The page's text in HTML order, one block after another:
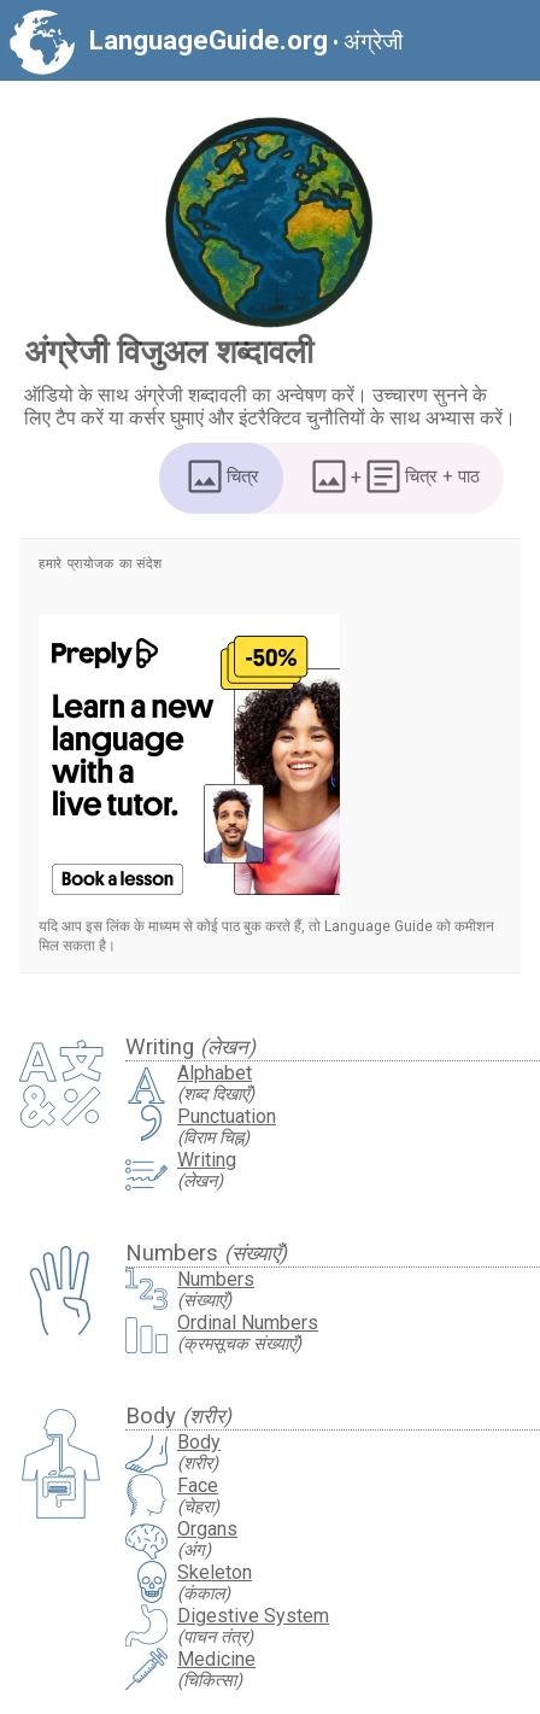
LanguageGuide.org • अंग्रेजी
अंग्रेजी विजुअल शब्दावली
ऑडियो के साथ अंग्रेजी शब्दावली का अन्वेषण करें। उच्चारण सुनने के
लिए टैप करें या कर्सर घुमाएं और इंटरैक्टिव चुनौतियों के साथ अभ्यास करें।
चित्र + चित्र + पाठ
Writing (लेखन)
Alphabet
(शब्द दिखाएँ)
Punctuation
(विराम चिह्न)
Writing
(लेखन)
Numbers (संख्याएँ)
Numbers
(संख्याएँ)
Ordinal Numbers
(क्रमसूचक संख्याएँ)
Body (शरीर)
Body
(शरीर)
Face
(चेहरा)
Organs
(अंग)
Skeleton
(कंकाल)
Digestive System
(पाचन तंत्र)
Medicine
(चिकित्सा)
हमारे प्रायोजक का संदेश
यदि आप इस लिंक के माध्यम से कोई पाठ बुक करते हैं, तो Language Guide को कमीशन
मिल सकता है।